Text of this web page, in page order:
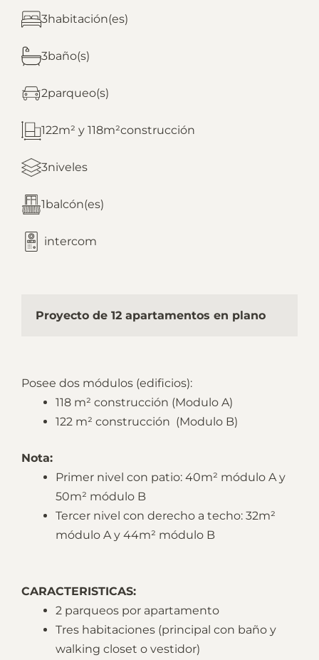
3
3
2
122m² y 118m²
3
1
Proyecto de 12 apartamentos en plano
Posee dos módulos (edificios):
118 m² construcción (Modulo A)
122 m² construcción (Modulo B)
Nota:
Primer nivel con patio: 40m² módulo A y
50m² módulo B
Tercer nivel con derecho a techo: 32m²
módulo A y 44m² módulo B
CARACTERISTICAS:
2 parqueos por apartamento
Tres habitaciones (principal con baño y
walking closet o vestidor)